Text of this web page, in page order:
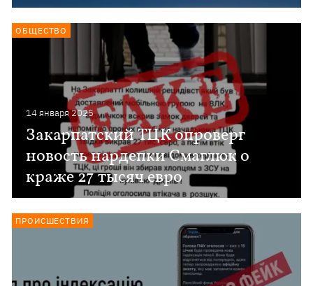
14 января 2025
Закарпатский ТЦК опроверг
новость нардепки Смаглюк о
краже 27 тысяч евро
ОБЩЕСТВО
ПРОИСШЕСТВИЯ